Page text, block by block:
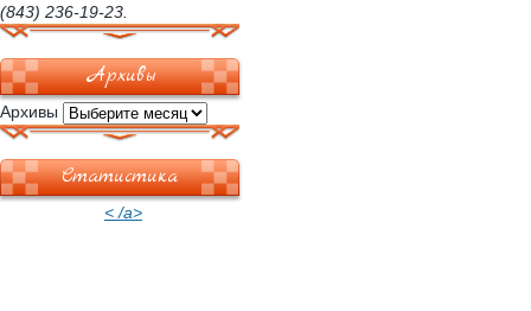
(843) 236-19-23.
Архивы
Архивы
Статистика
< /a>